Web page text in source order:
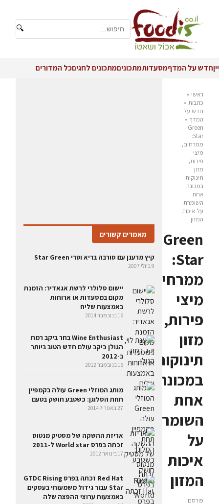
🔍
ייןחדש על המדףמסעדותמתכוניםמתכונים לחגיםכל המדורים
ראשי »
כתבות »
חדש על
המדף »
Green
Star:
ממרחים,
מיצי
פירות,
מזון
תינוקות
במכונה
אחת
השומרת
על איכות
המזון
Green
Star:
ממרחים,
מיצי
פירות,
מזון
תינוקות
במכונה
אחת
השומרת
על
איכות
המזון
פורסם
מאמרים קשורים
קיץ מרענן עם סורבה בריא וטרי Star Green
9 ביולי 2007
יישום סלולרי לרשת אגאדיר: הזמנת
מקום במסעדות או ארוחות
באמצעות שליח
16 בנובמבר 2014
Wine Enthusiast בחר ביקב רמת
הגולן כיקב עולם חדש הטוב ביותר
ב-2012
16 בנובמבר 2012
מותג המוזלי Green עולה בקמפיין
תחת הסלוגן: כשטבע חושק בטעם
27 באפריל 2014
אריזת ההשקה של מסטיק מנטוס
זכתה בפרס World star ל-2011
17 בינואר 2012
Red Hat זכתה בפרס GTDC Rising
Star עבור גידול משמעותי בעסקים
באמצעות ערוצי ההפצה שלה